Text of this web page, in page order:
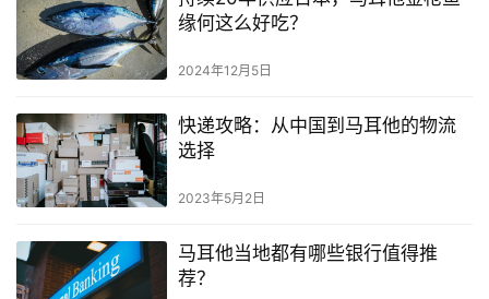
留
学
育
网
导
航
缘何这么好吃？
2024年12月5日
快递攻略：从中国到马耳他的物流
选择
2023年5月2日
马耳他当地都有哪些银行值得推
荐？